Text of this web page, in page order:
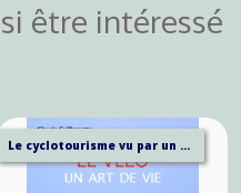
être intéressé
Le cyclotourisme vu par un pratiquant...